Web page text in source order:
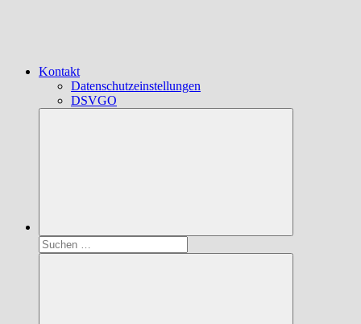
Kontakt
Datenschutzeinstellungen
DSVGO
Suchen
nach: